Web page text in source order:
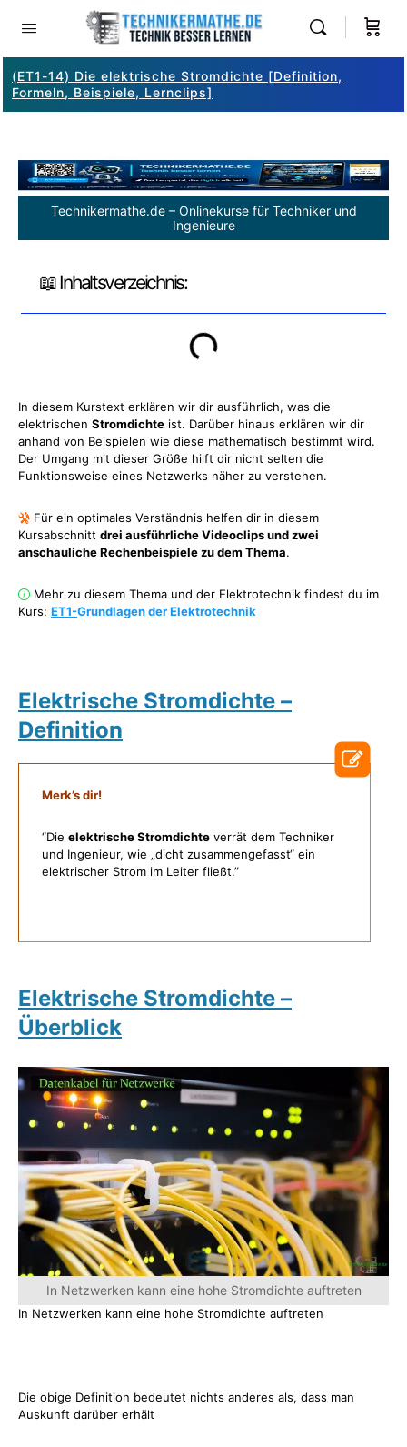
(ET1-14) Die elektrische Stromdichte [Definition,
Formeln, Beispiele, Lernclips]
Technikermathe.de – Onlinekurse für Techniker und
Ingenieure
📖 Inhaltsverzeichnis:
In diesem Kurstext erklären wir dir ausführlich, was die
elektrischen Stromdichte ist. Darüber hinaus erklären wir dir
anhand von Beispielen wie diese mathematisch bestimmt wird.
Der Umgang mit dieser Größe hilft dir nicht selten die
Funktionsweise eines Netzwerks näher zu verstehen.
Für ein optimales Verständnis helfen dir in diesem
Kursabschnitt drei ausführliche Videoclips und zwei
anschauliche Rechenbeispiele zu dem Thema.
Mehr zu diesem Thema und der Elektrotechnik findest du im
Kurs: ET1-Grundlagen der Elektrotechnik
Elektrische Stromdichte –
Definition
Merk’s dir!
“Die elektrische Stromdichte verrät dem Techniker
und Ingenieur, wie „dicht zusammengefasst“ ein
elektrischer Strom im Leiter fließt.”
Elektrische Stromdichte –
Überblick
In Netzwerken kann eine hohe Stromdichte auftreten
In Netzwerken kann eine hohe Stromdichte auftreten
Die obige Definition bedeutet nichts anderes als, dass man
Auskunft darüber erhält